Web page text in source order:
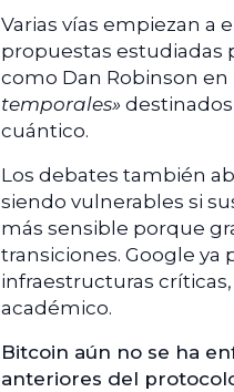
Varias vías empiezan a
propuestas estudiadas
como Dan Robinson
temporales»
cuántico.
Los debates también
siendo vulnerables si
más sensible porque
transiciones. Google ya
infraestructuras
académico.
Bitcoin aún no se ha
anteriores del